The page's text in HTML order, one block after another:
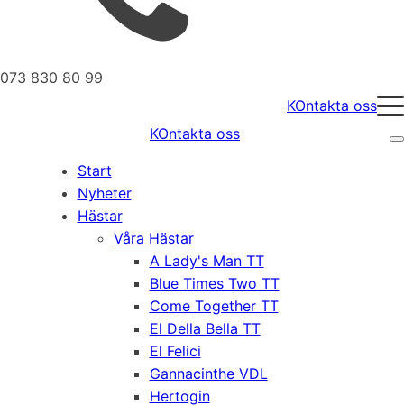
073 830 80 99
KOntakta oss
KOntakta oss
Start
Nyheter
Hästar
Våra Hästar
A Lady's Man TT
Blue Times Two TT
Come Together TT
El Della Bella TT
El Felici
Gannacinthe VDL
Hertogin